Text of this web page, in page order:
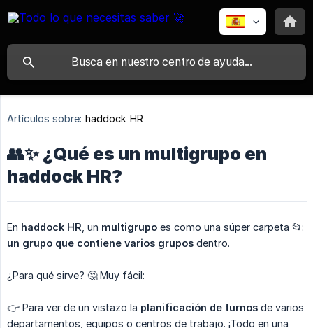
Artículos sobre: haddock HR
👥✨ ¿Qué es un multigrupo en
haddock HR?
En haddock HR , un multigrupo es como una súper carpeta 📂:
un grupo que contiene varios grupos dentro.
¿Para qué sirve? 🤔 Muy fácil:
👉 Para ver de un vistazo la planificación de turnos de varios
departamentos, equipos o centros de trabajo. ¡Todo en una